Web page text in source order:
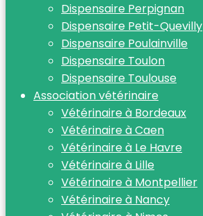
Dispensaire Perpignan
Dispensaire Petit-Quevilly
Dispensaire Poulainville
Dispensaire Toulon
Dispensaire Toulouse
Association vétérinaire
Vétérinaire à Bordeaux
Vétérinaire à Caen
Vétérinaire à Le Havre
Vétérinaire à Lille
Vétérinaire à Montpellier
Vétérinaire à Nancy